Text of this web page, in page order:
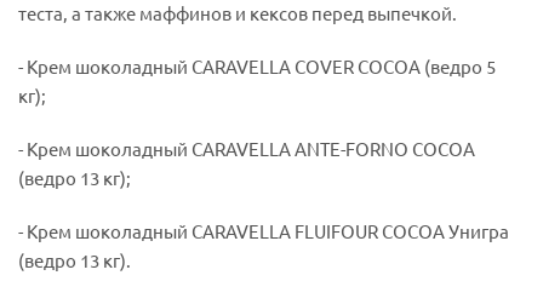
теста, а также маффинов и кексов перед выпечкой.
- Крем шоколадный CARAVELLA COVER COCOA (ведро 5
кг);
- Крем шоколадный CARAVELLA ANTE-FORNO COCOA
(ведро 13 кг);
- Крем шоколадный CARAVELLA FLUIFOUR COCOA Унигра
(ведро 13 кг).